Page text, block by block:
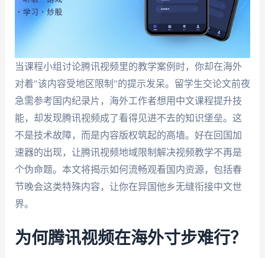
当课程小组讨论腾讯视频里的教学案例时，你却在海外
对着"该内容受地区限制"的提示发呆。留学生交论文前夜
急需参考国内纪录片，海外工作者想用中文课程提升技
能，却发现腾讯视频成了看得见进不去的知识堡垒。这
不是技术故障，而是内容版权筑起的高墙。好在回国加
速器的出现，让腾讯视频地域限制解决视频教学不再是
个伪命题。本文将揭示如何流畅观看国内资源，包括春
节晚会这类特殊内容，让你在异国他乡无缝衔接中文世
界。
为何腾讯视频在海外寸步难行？